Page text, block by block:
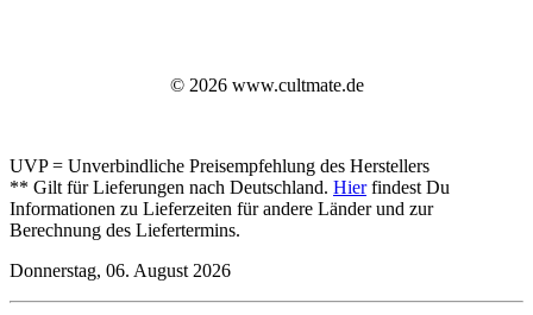
© 2026 www.cultmate.de
UVP = Unverbindliche Preisempfehlung des Herstellers
** Gilt für Lieferungen nach Deutschland. Hierfindest Du
Informationen zu Lieferzeiten für andere Länder und zur
Berechnung des Liefertermins.
Donnerstag, 06. August 2026